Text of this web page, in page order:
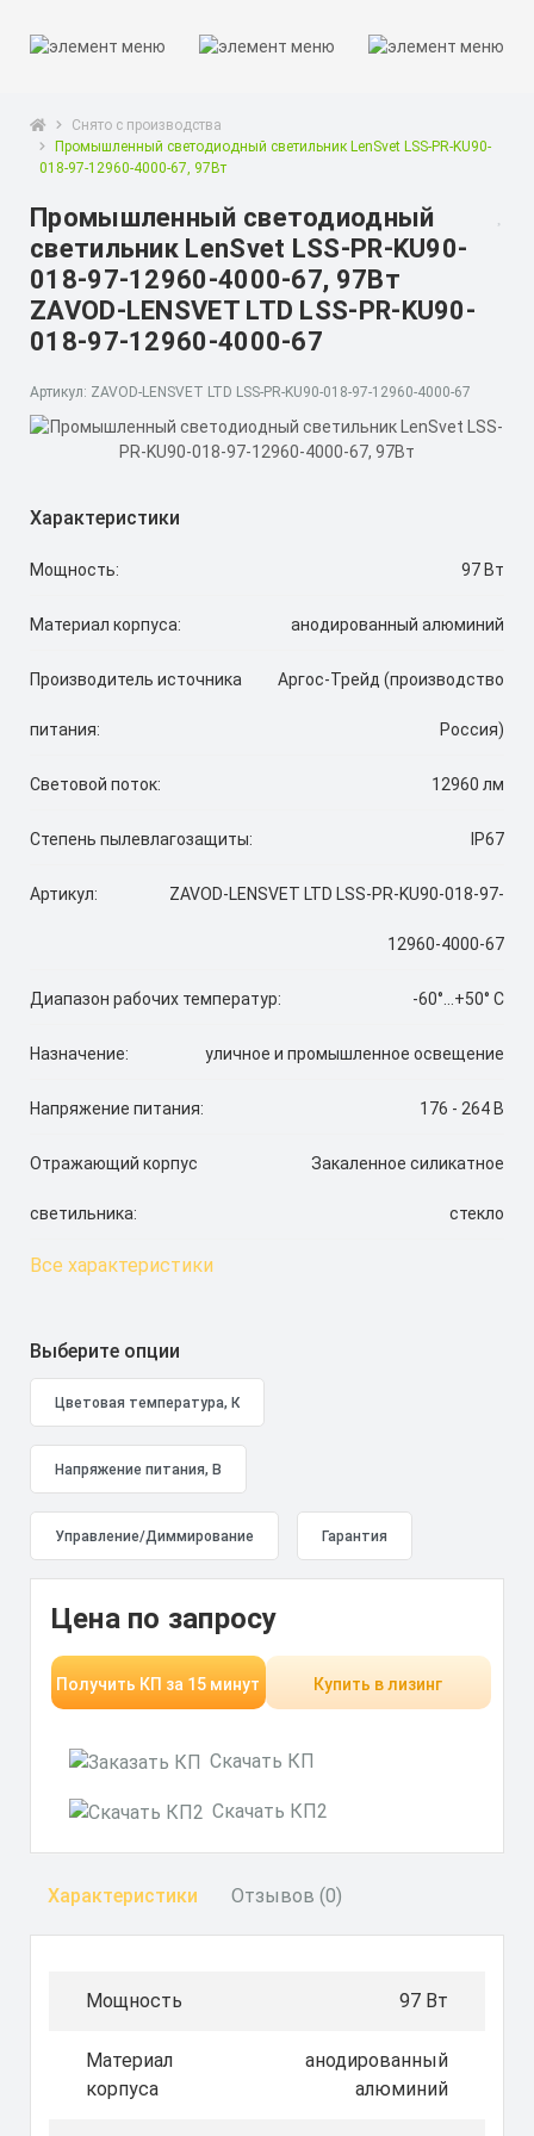
Снято с производства
Промышленный светодиодный светильник LenSvet LSS-PR-KU90-
018-97-12960-4000-67, 97Вт
Промышленный светодиодный
светильник LenSvet LSS-PR-KU90-
018-97-12960-4000-67, 97Вт
ZAVOD-LENSVET LTD LSS-PR-KU90-
018-97-12960-4000-67
Артикул: ZAVOD-LENSVET LTD LSS-PR-KU90-018-97-12960-4000-67
Характеристики
Мощность: 97 Вт
Материал корпуса: анодированный алюминий
Производитель источника
питания:
Аргос-Трейд (производство
Россия)
Световой поток: 12960 лм
Степень пылевлагозащиты: IP67
Артикул: ZAVOD-LENSVET LTD LSS-PR-KU90-018-97-
12960-4000-67
Диапазон рабочих температур: -60°...+50° C
Назначение: уличное и промышленное освещение
Напряжение питания: 176 - 264 В
Отражающий корпус
светильника:
Закаленное силикатное
стекло
Все характеристики
Выберите опции
Цена по запросу
Получить КП за 15 минут Купить в лизинг
Скачать КП
Скачать КП2
Характеристики Отзывов (0)
Мощность 97 Вт
Материал
корпуса
анодированный
алюминий